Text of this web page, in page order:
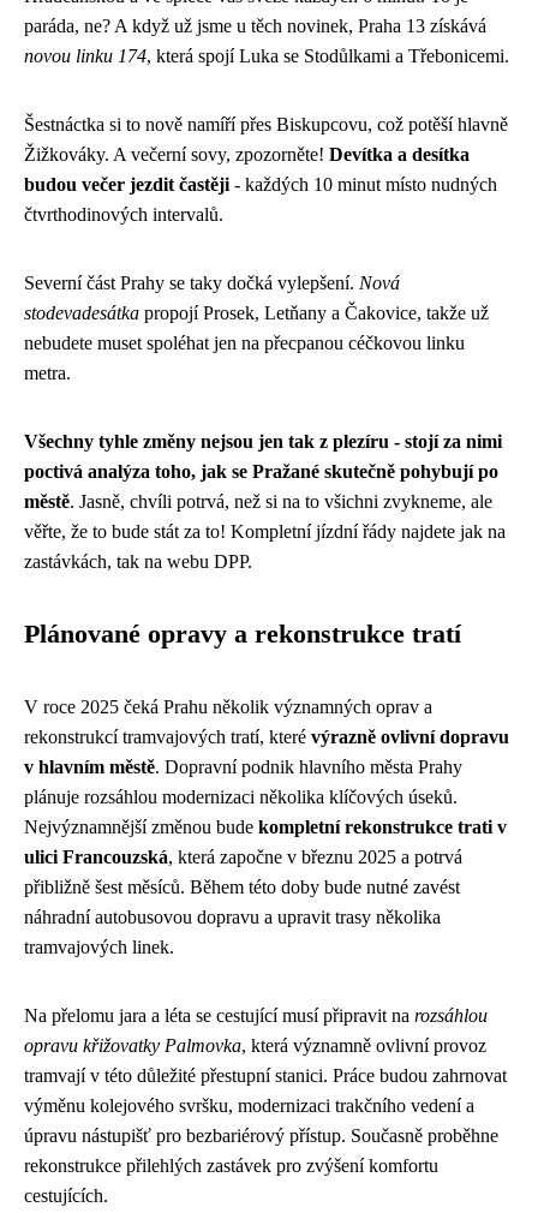
paráda, ne? A když už jsme u těch novinek, Praha 13 získává
novou linku 174, která spojí Luka se Stodůlkami a Třebonicemi.
Šestnáctka si to nově namíří přes Biskupcovu, což potěší hlavně
Žižkováky. A večerní sovy, zpozorněte! Devítka a desítka
budou večer jezdit častěji - každých 10 minut místo nudných
čtvrthodinových intervalů.
Severní část Prahy se taky dočká vylepšení. Nová
stodevadesátka propojí Prosek, Letňany a Čakovice, takže už
nebudete muset spoléhat jen na přecpanou céčkovou linku
metra.
Všechny tyhle změny nejsou jen tak z plezíru - stojí za nimi
poctivá analýza toho, jak se Pražané skutečně pohybují po
městě. Jasně, chvíli potrvá, než si na to všichni zvykneme, ale
věřte, že to bude stát za to! Kompletní jízdní řády najdete jak na
zastávkách, tak na webu DPP.
Plánované opravy a rekonstrukce tratí
V roce 2025 čeká Prahu několik významných oprav a
rekonstrukcí tramvajových tratí, které výrazně ovlivní dopravu
v hlavním městě. Dopravní podnik hlavního města Prahy
plánuje rozsáhlou modernizaci několika klíčových úseků.
Nejvýznamnější změnou bude kompletní rekonstrukce trati v
ulici Francouzská, která započne v březnu 2025 a potrvá
přibližně šest měsíců. Během této doby bude nutné zavést
náhradní autobusovou dopravu a upravit trasy několika
tramvajových linek.
Na přelomu jara a léta se cestující musí připravit na rozsáhlou
opravu křižovatky Palmovka, která významně ovlivní provoz
tramvají v této důležité přestupní stanici. Práce budou zahrnovat
výměnu kolejového svršku, modernizaci trakčního vedení a
úpravu nástupišť pro bezbariérový přístup. Současně proběhne
rekonstrukce přilehlých zastávek pro zvýšení komfortu
cestujících.